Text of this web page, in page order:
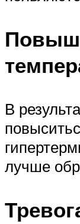
В
лучше